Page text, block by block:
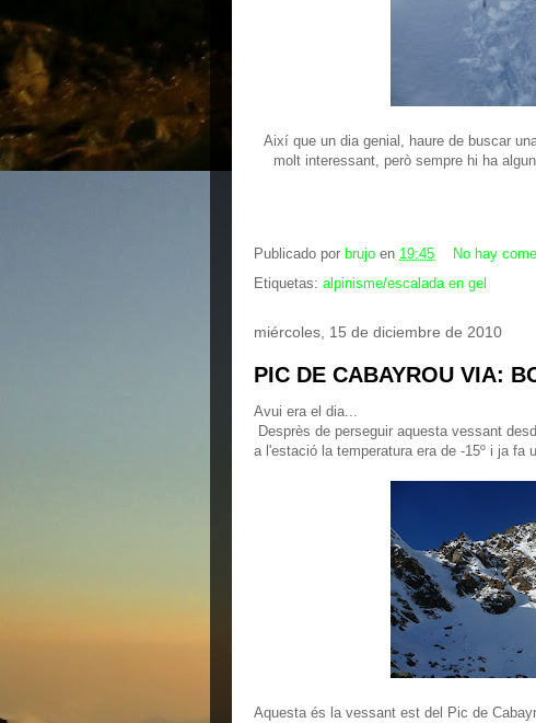
Així que un dia genial, haure de buscar
molt interessant, però sempre hi ha
Publicado por brujo en 19:45
No hay
Etiquetas: alpinisme/escalada en gel
miércoles, 15 de diciembre de 2010
PIC DE CABAYROU VIA:
Avui era el dia...
Desprès de perseguir aquesta vessant
a l'estació la temperatura era de -15º i ja fa
Aquesta és la vessant est del Pic de